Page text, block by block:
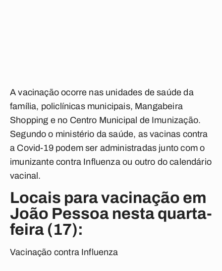
A vacinação ocorre nas unidades de saúde da
família, policlínicas municipais, Mangabeira
Shopping e no Centro Municipal de Imunização.
Segundo o ministério da saúde, as vacinas contra
a Covid-19 podem ser administradas junto com o
imunizante contra Influenza ou outro do calendário
vacinal.
Locais para vacinação em
João Pessoa nesta quarta-
feira (17):
Vacinação contra Influenza